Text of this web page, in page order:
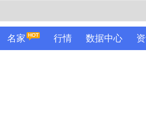
名家 行情 数据中心